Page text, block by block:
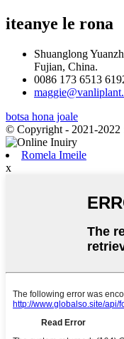
iteanye le rona
Shuanglong
Fujian, China.
0086 173 6513
botsa hona joale
© Copyright - 2021-2022
Romela Imeile
x